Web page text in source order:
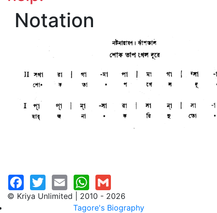
Notation
© Kriya Unlimited | 2010 - 2026
Tagore's Biography